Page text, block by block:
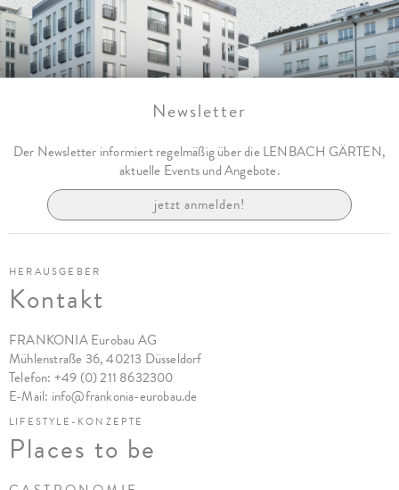
Newsletter
Der Newsletter informiert regelmäßig über die LENBACH GÄRTEN,
aktuelle Events und Angebote.
jetzt anmelden!
HERAUSGEBER
Kontakt
FRANKONIA Eurobau AG
Mühlenstraße 36, 40213 Düsseldorf
Telefon: +49 (0) 211 8632300
E-Mail: info@frankonia-eurobau.de
LIFESTYLE-KONZEPTE
Places to be